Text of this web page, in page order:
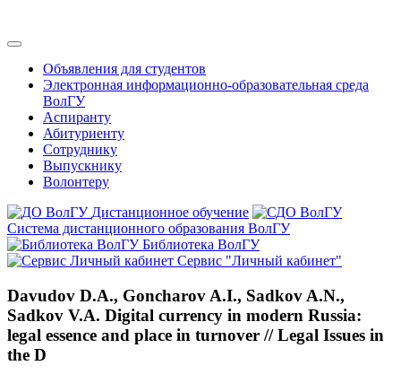
Объявления для студентов
Электронная информационно-образовательная среда
ВолГУ
Аспиранту
Абитуриенту
Сотруднику
Выпускнику
Волонтеру
Дистанционное обучение
Система дистанционного образования ВолГУ
Библиотека ВолГУ
Сервис "Личный кабинет"
Davudov D.A., Goncharov A.I., Sadkov A.N.,
Sadkov V.A. Digital currency in modern Russia:
legal essence and place in turnover // Legal Issues in
the D